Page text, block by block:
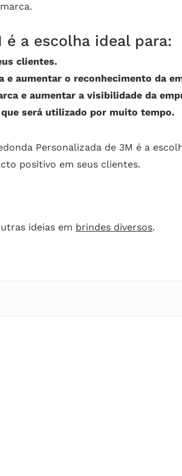
a escolha ideal para:
clientes.
aumentar o reconhecimento da
e aumentar a visibilidade da
será utilizado por muito tempo.
Personalizada de 3M é a
positivo em seus clientes.
ideias em brindes diversos.